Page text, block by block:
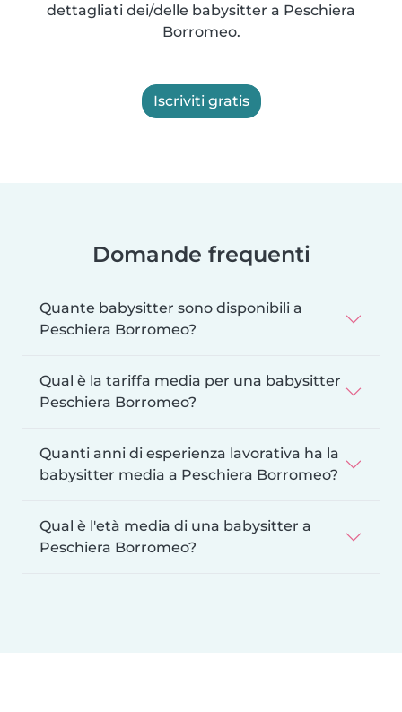
dettagliati dei/delle babysitter a Peschiera
Borromeo.
Iscriviti gratis
Domande frequenti
Quante babysitter sono disponibili a
Peschiera Borromeo?
Qual è la tariffa media per una babysitter
Peschiera Borromeo?
Quanti anni di esperienza lavorativa ha la
babysitter media a Peschiera Borromeo?
Qual è l'età media di una babysitter a
Peschiera Borromeo?